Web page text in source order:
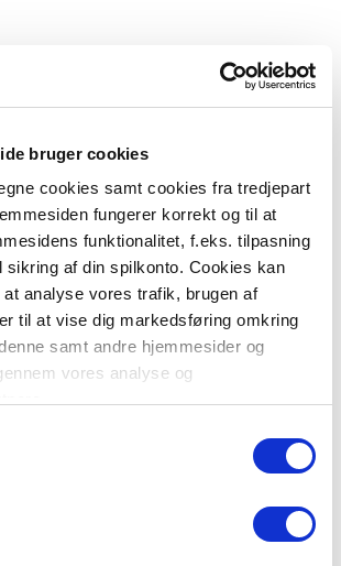
bruger cookies
cookies samt cookies fra tredjepart
fungerer korrekt og til at
funktionalitet, f.eks. tilpasning
sikring af din spilkonto. Cookies kan
analyse vores trafik, brugen af
til at vise dig markedsføring omkring
samt andre hjemmesider og
vores analyse og
om vores brug af cookies under
at klikke videre til vores Cookiepolitik,